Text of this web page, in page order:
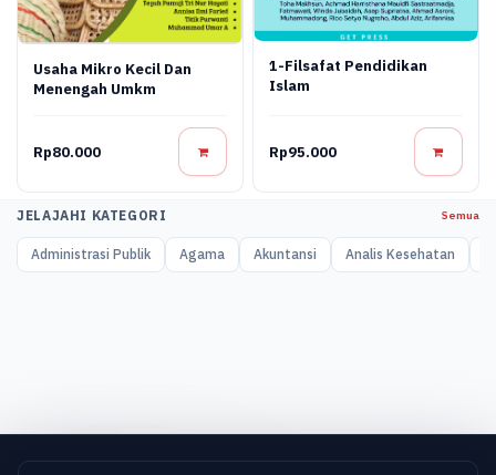
Usaha Mikro Kecil Dan
Menengah Umkm
Rp80.000
1-Filsafat Pendidikan
Islam
Rp95.000
JELAJAHI KATEGORI Semua
Administrasi Publik Agama Akuntansi Analis Kesehatan